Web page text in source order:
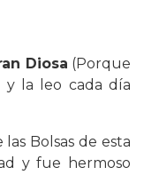
Diosa (Porque
y la leo cada día
Bolsas de esta
y fue hermoso